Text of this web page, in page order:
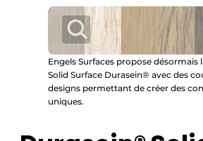
Engels Surfaces propose désormais
Solid Surface Durasein® avec des
designs permettant de créer des
uniques.